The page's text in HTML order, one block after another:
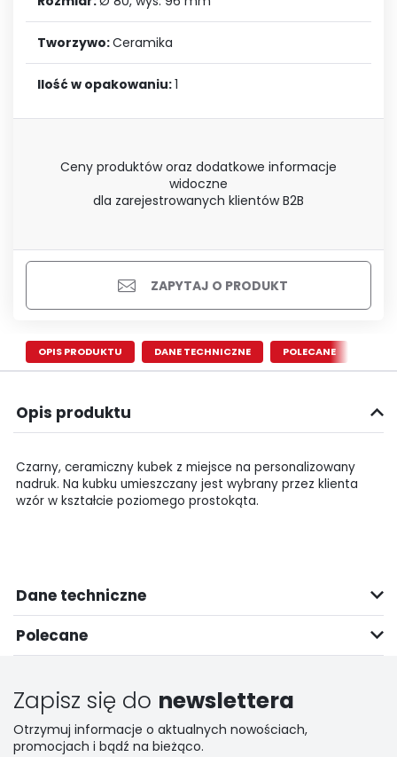
Tworzywo:Ceramika
Ilość w opakowaniu:1
Ceny produktów oraz dodatkowe informacje
widoczne
dla zarejestrowanych klientów B2B
ZAPYTAJ O PRODUKT
OPIS PRODUKTU DANE TECHNICZNE POLECANE
Opis produktu
Czarny, ceramiczny kubek z miejsce na personalizowany
nadruk. Na kubku umieszczany jest wybrany przez klienta
wzór w kształcie poziomego prostokąta.
Dane techniczne
Polecane
Zapisz się do newslettera
Otrzymuj informacje o aktualnych nowościach,
promocjach i bądź na bieżąco.